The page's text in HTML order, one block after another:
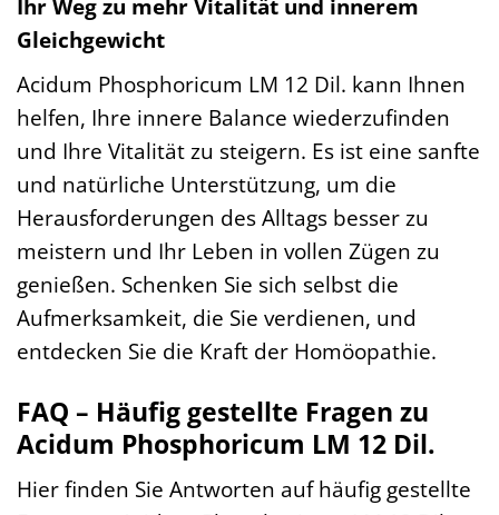
Ihr Weg zu mehr Vitalität und innerem
Gleichgewicht
Acidum Phosphoricum LM 12 Dil. kann Ihnen
helfen, Ihre innere Balance wiederzufinden
und Ihre Vitalität zu steigern. Es ist eine sanfte
und natürliche Unterstützung, um die
Herausforderungen des Alltags besser zu
meistern und Ihr Leben in vollen Zügen zu
genießen. Schenken Sie sich selbst die
Aufmerksamkeit, die Sie verdienen, und
entdecken Sie die Kraft der Homöopathie.
FAQ – Häufig gestellte Fragen zu
Acidum Phosphoricum LM 12 Dil.
Hier finden Sie Antworten auf häufig gestellte